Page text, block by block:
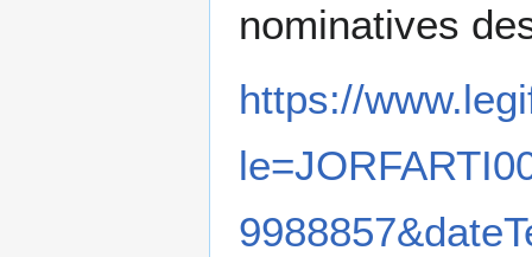
nominatives
https://